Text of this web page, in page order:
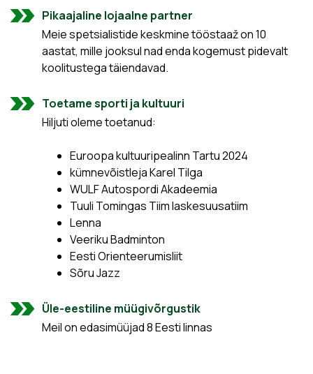
Pikaajaline lojaalne partner
Meie spetsialistide keskmine tööstaaž on 10
aastat, mille jooksul nad enda kogemust pidevalt
koolitustega täiendavad.
Toetame sporti ja kultuuri
Hiljuti oleme toetanud:
Euroopa kultuuripealinn Tartu 2024
kümnevõistleja Karel Tilga
WULF Autospordi Akadeemia
Tuuli Tomingas Tiim laskesuusatiim
Lenna
Veeriku Badminton
Eesti Orienteerumisliit
Sõru Jazz
Üle-eestiline müügivõrgustik
Meil on edasimüüjad 8 Eesti linnas